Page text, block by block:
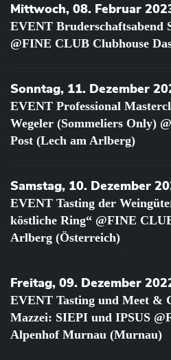
Mittwoch, 08. Februar
EVENT Bruderschaftsabend
@FINE CLUB Clubhouse
Sonntag, 11. Dezember
EVENT Professional
Wegeler (Sommeliers Only)
Post (Lech am Arlberg)
Samstag, 10. Dezember
EVENT Tasting der
köstliche Ring“ @FINE
Arlberg (Österreich)
Freitag, 09. Dezember
EVENT Tasting und Meet &
Mazzei: SIEPI und IPSUS
Alpenhof Murnau (Murnau)